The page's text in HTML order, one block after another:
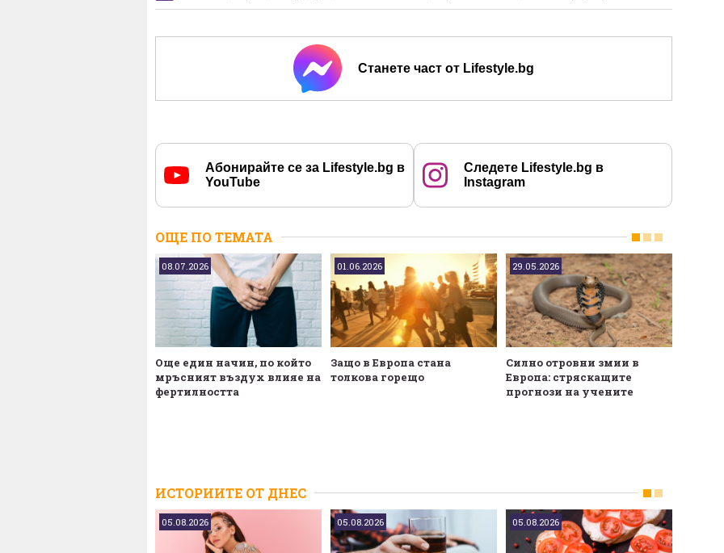
Станете част от Lifestyle.bg
Абонирайте се за Lifestyle.bg в
YouTube
Следете Lifestyle.bg в
Instagram
ОЩЕ ПО ТЕМАТА
08.07.2026
Още един начин, по който
мръсният въздух влияе на
фертилността
01.06.2026
Защо в Европа стана
толкова горещо
29.05.2026
Силно отровни змии в
Европа: стряскащите
прогнози на учените
ИСТОРИИТЕ ОТ ДНЕС
05.08.2026 05.08.2026 05.08.2026